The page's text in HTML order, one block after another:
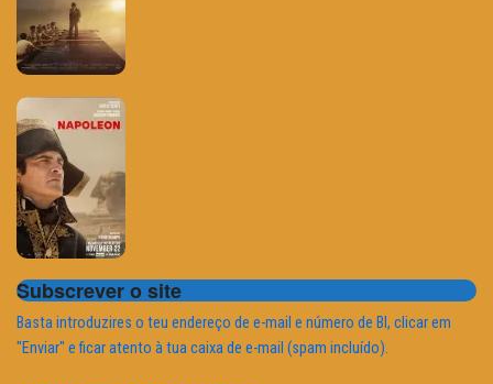
Subscrever o site
Basta introduzires o teu endereço de e-mail e número de BI, clicar em
"Enviar" e ficar atento à tua caixa de e-mail (spam incluído).